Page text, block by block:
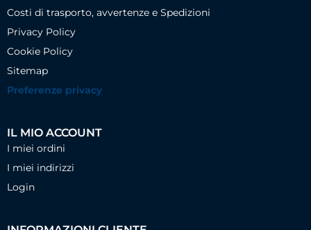
Costi di trasporto, avvertenze e Spedizioni
Privacy Policy
Cookie Policy
Sitemap
Preferenze privacy
IL MIO ACCOUNT
I miei ordini
I miei indirizzi
Login